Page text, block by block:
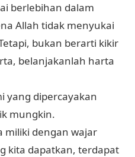
berlebihan dalam
Allah tidak menyukai
bukan berarti kikir
belanjakanlah harta
yang dipercayakan
mungkin.
miliki dengan wajar
kita dapatkan, terdapat